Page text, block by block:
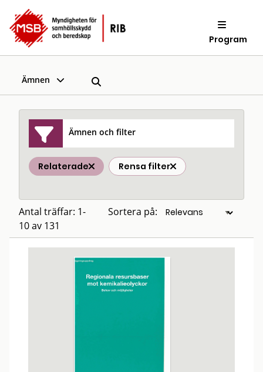
Program
Ämnen
Ämnen och filter
Relaterade Rensa filter
Antal träffar: 1-
10 av 131
Sortera på: